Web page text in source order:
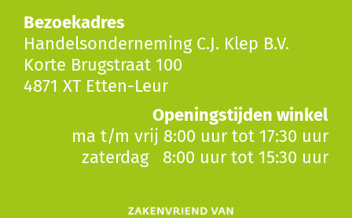
Bezoekadres
Handelsonderneming C.J. Klep B.V.
Korte Brugstraat 100
4871 XT Etten-Leur
Openingstijden winkel
ma t/m vrij 8:00 uur tot 17:30 uur
zaterdag 8:00 uur tot 15:30 uur